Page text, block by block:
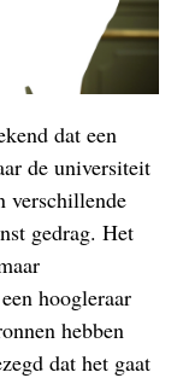
dat een
de universiteit
verschillende
gedrag. Het
hoogleraar
hebben
dat het gaat